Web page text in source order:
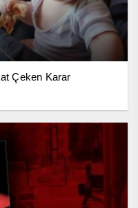
Çeken Karar